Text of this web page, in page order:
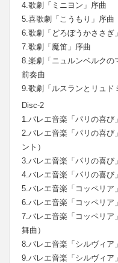
4.歌劇「ミニヨン」序曲
5.喜歌劇「こうもり」序曲
6.歌劇「どろぼうかささぎ
7.歌劇「魔笛」序曲
8.楽劇「ニュルンベルクの
前奏曲
9.歌劇「ルスランとリュド
Disc-2
1.バレエ音楽「パリの喜び
2.バレエ音楽「パリの喜び
ント）
3.バレエ音楽「パリの喜び
4.バレエ音楽「パリの喜び
5.バレエ音楽「コッペリア
6.バレエ音楽「コッペリア
7.バレエ音楽「コッペリア
舞曲）
8.バレエ音楽「シルヴィア
9.バレエ音楽「シルヴィア